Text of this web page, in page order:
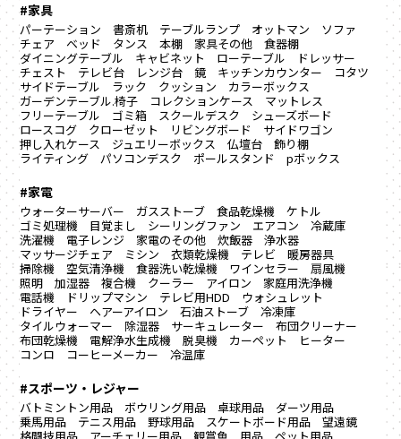
#家具
パーテーション 書斎机 テーブルランプ オットマン
ソファ
チェア
ベッド タンス 本棚 家具その他
食器棚
ダイニングテーブル
キャビネット ローテーブル
ドレッサー
チェスト
テレビ台 レンジ台 鏡 キッチンカウンター
コタツ
サイドテーブル
ラック クッション
カラーボックス
ガーデンテーブル.椅子
コレクションケース
マットレス
フリーテーブル
ゴミ箱 スクールデスク
シューズボード
ロースコグ
クローゼット リビングボード
サイドワゴン
押し入れケース
ジュエリーボックス 仏壇台
飾り棚
ライティング
パソコンデスク ポールスタンド pボックス
#家電
ウォーターサーバー ガスストーブ 食品乾燥機
ケトル
ゴミ処理機
目覚まし シーリングファン エアコン
冷蔵庫
洗濯機
電子レンジ 家電のその他 炊飯器
浄水器
マッサージチェア
ミシン 衣類乾燥機 テレビ
暖房器具
掃除機
空気清浄機 食器洗い乾燥機 ワインセラー
扇風機
照明
加湿器 複合機 クーラー アイロン
家庭用洗浄機
電話機
ドリップマシン テレビ用HDD
ウォシュレット
ドライヤー
ヘアーアイロン 石油ストーブ
冷凍庫
タイルウォーマー
除湿器 サーキュレーター
布団クリーナー
布団乾燥機
電解浄水生成機 脱臭機 カーペット
ヒーター
コンロ
コーヒーメーカー 冷温庫
#スポーツ・レジャー
バトミントン用品 ボウリング用品 卓球用品
ダーツ用品
乗馬用品
テニス用品 野球用品 スケートボード用品
望遠鏡